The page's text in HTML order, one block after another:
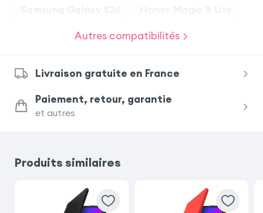
Samsung Galaxy S26 Honor Magic 8 Lite
Samsung Galaxy S25 Ultra iPhone 17 Pro
Xiaomi Redmi Note 15 Pro 5G
Samsung Galaxy A56
Autres compatibilités
Livraison gratuite en France
Paiement, retour, garantie
et autres
Produits similaires